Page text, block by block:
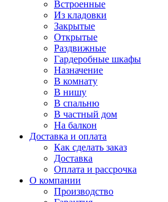
Встроенные
Из кладовки
Закрытые
Открытые
Раздвижные
Гардеробные шкафы
Назначение
В комнату
В нишу
В спальню
В частный дом
На балкон
Доставка и оплата
Как сделать заказ
Доставка
Оплата и рассрочка
О компании
Производство